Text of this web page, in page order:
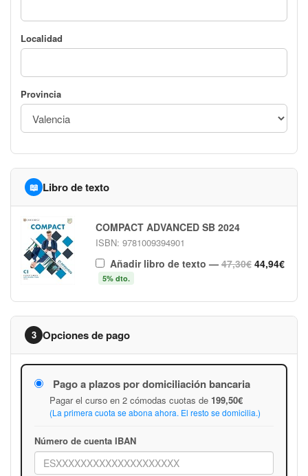
Localidad
Provincia
📖 Libro de texto
COMPACT ADVANCED SB 2024
ISBN: 9781009394901
Añadir libro de texto — 47,30€ 44,94€
5% dto.
3 Opciones de pago
Pago a plazos por domiciliación bancaria
Pagar el curso en 2 cómodas cuotas de 199,50€
(La primera cuota se abona ahora. El resto se domicilia.)
Número de cuenta IBAN